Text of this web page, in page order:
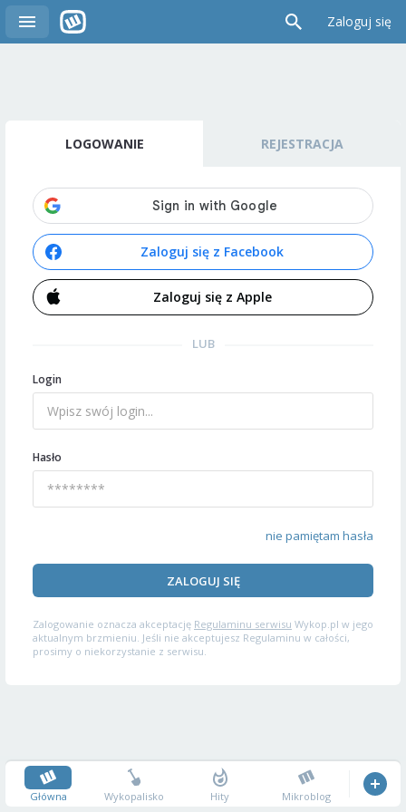
Zaloguj się
LOGOWANIE REJESTRACJA
Zaloguj się z Facebook
Zaloguj się z Apple
LUB
Login
Hasło
nie pamiętam hasła
ZALOGUJ SIĘ
Zalogowanie oznacza akceptację Regulaminu serwisu Wykop.pl w jego
aktualnym brzmieniu. Jeśli nie akceptujesz Regulaminu w całości,
prosimy o niekorzystanie z serwisu.
Główna Wykopalisko Hity Mikroblog